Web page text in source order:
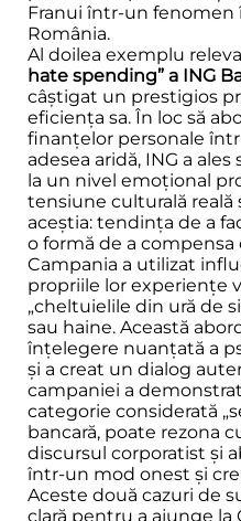
Franui într-un fenomen
România.
Al doilea exemplu
hate spending” a ING
câștigat un prestigios
eficiența sa. În loc să
finanțelor personale
adesea aridă, ING a
la un nivel emoțional
tensiune culturală reală
aceștia: tendința de a
o formă de a
Campania a utilizat
propriile lor experiențe
„cheltuielile din ură de
sau haine. Această
înțelegere nuanțată a
și a creat un dialog
campaniei a
categorie considerată
bancară, poate rezona
discursul corporatist și
într-un mod onest și
Aceste două cazuri de
clară pentru a ajunge la